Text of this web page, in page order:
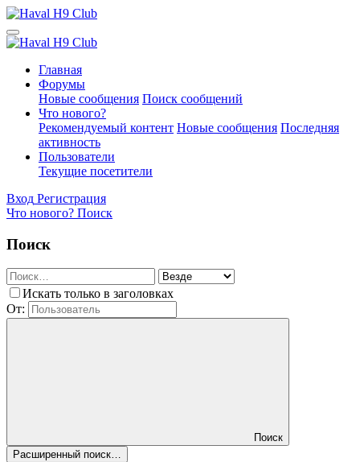
Главная
Форумы
Новые сообщения Поиск сообщений
Что нового?
Рекомендуемый контент Новые сообщения Последняя
активность
Пользователи
Текущие посетители
Вход Регистрация
Что нового? Поиск
Поиск
Искать только в заголовках
От:
Поиск
Расширенный поиск…